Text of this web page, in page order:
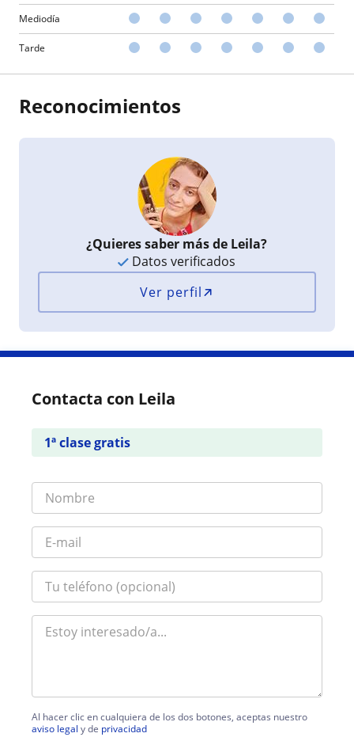
Mediodía
Tarde
Reconocimientos
¿Quieres saber más de Leila?
Datos verificados
Ver perfil
Contacta con Leila
1ª clase gratis
Al hacer clic en cualquiera de los dos botones, aceptas nuestro
aviso legal y de privacidad